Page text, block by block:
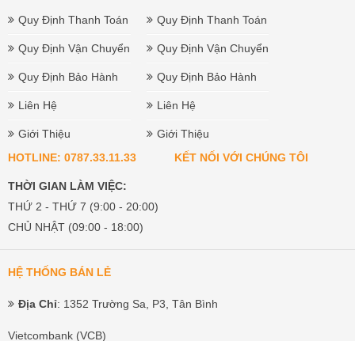
Quy Định Thanh Toán
Quy Định Vận Chuyển
Quy Định Bảo Hành
Liên Hệ
Giới Thiệu
Quy Định Thanh Toán
Quy Định Vận Chuyển
Quy Định Bảo Hành
Liên Hệ
Giới Thiệu
HOTLINE: 0787.33.11.33
THỜI GIAN LÀM VIỆC:
THỨ 2 - THỨ 7 (9:00 - 20:00)
CHỦ NHẬT (09:00 - 18:00)
KẾT NỐI VỚI CHÚNG TÔI
HỆ THỐNG BÁN LẺ
Địa Chỉ: 1352 Trường Sa, P3, Tân Bình
Vietcombank (VCB)